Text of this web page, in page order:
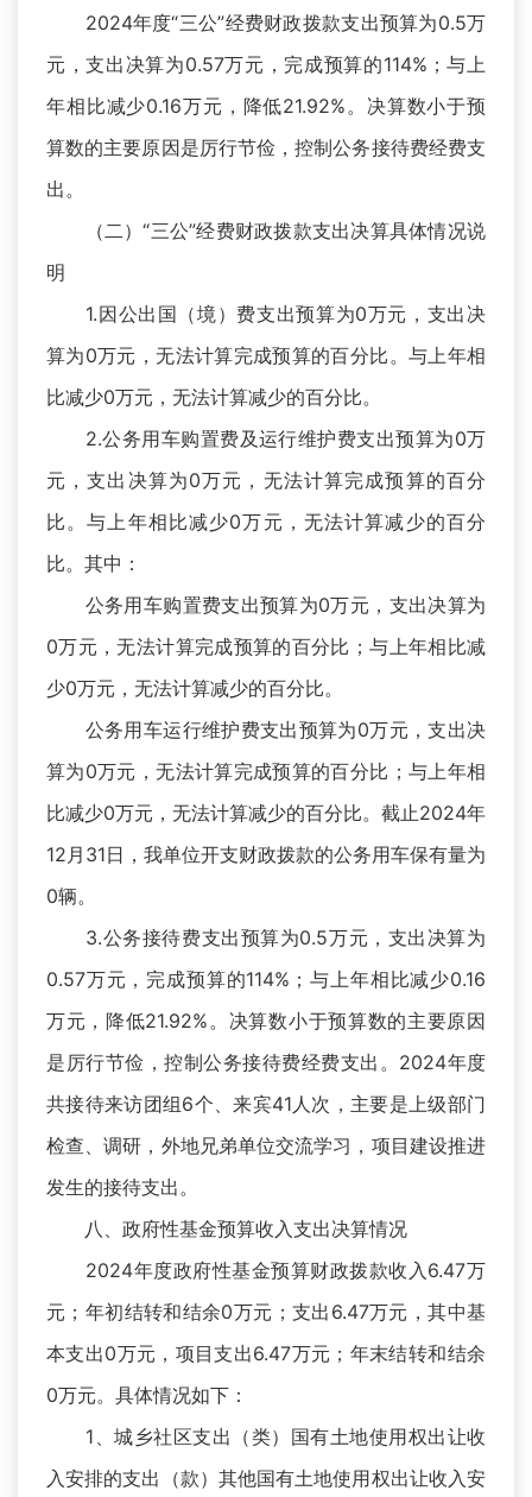
2024年度“三公”经费财政拨款支出预算为0.5万
元，支出决算为0.57万元，完成预算的114%；与上
年相比减少0.16万元，降低21.92%。决算数小于预
算数的主要原因是厉行节俭，控制公务接待费经费支
出。
（二）“三公”经费财政拨款支出决算具体情况说
明
1.因公出国（境）费支出预算为0万元，支出决
算为0万元，无法计算完成预算的百分比。与上年相
比减少0万元，无法计算减少的百分比。
2.公务用车购置费及运行维护费支出预算为0万
元，支出决算为0万元，无法计算完成预算的百分
比。与上年相比减少0万元，无法计算减少的百分
比。其中：
公务用车购置费支出预算为0万元，支出决算为
0万元，无法计算完成预算的百分比；与上年相比减
少0万元，无法计算减少的百分比。
公务用车运行维护费支出预算为0万元，支出决
算为0万元，无法计算完成预算的百分比；与上年相
比减少0万元，无法计算减少的百分比。截止2024年
12月31日，我单位开支财政拨款的公务用车保有量为
0辆。
3.公务接待费支出预算为0.5万元，支出决算为
0.57万元，完成预算的114%；与上年相比减少0.16
万元，降低21.92%。决算数小于预算数的主要原因
是厉行节俭，控制公务接待费经费支出。2024年度
共接待来访团组6个、来宾41人次，主要是上级部门
检查、调研，外地兄弟单位交流学习，项目建设推进
发生的接待支出。
八、政府性基金预算收入支出决算情况
2024年度政府性基金预算财政拨款收入6.47万
元；年初结转和结余0万元；支出6.47万元，其中基
本支出0万元，项目支出6.47万元；年末结转和结余
0万元。具体情况如下：
1、城乡社区支出（类）国有土地使用权出让收
入安排的支出（款）其他国有土地使用权出让收入安